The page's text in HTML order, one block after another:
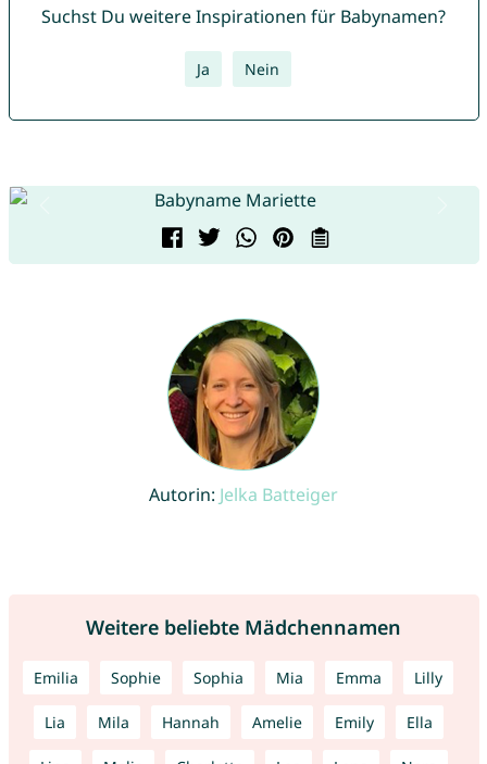
Suchst Du weitere Inspirationen für Babynamen?
Ja Nein
Autorin: Jelka Batteiger
Weitere beliebte Mädchennamen
Emilia Sophie Sophia Mia Emma Lilly
Lia Mila Hannah Amelie Emily Ella